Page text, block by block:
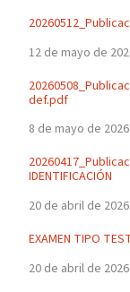
12 de mayo de
def.pdf
8 de mayo de 2026
IDENTIFICACIÓN
20 de abril de 2026
EXAMEN TIPO
20 de abril de 2026